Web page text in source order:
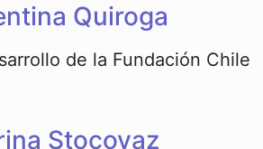
Quiroga
de la Fundación Chile
Stocovaz